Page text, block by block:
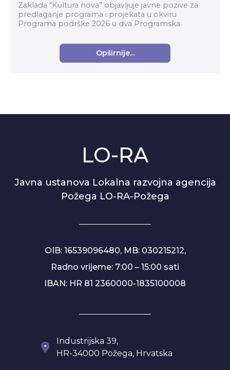
Zaklada “Kultura nova” objavljuje javne pozive za
predlaganje programa i projekata u okviru
Programa podrške 2026 u dva Programska
umjetnost za...
Opširnije...
LO-RA
Javna ustanova Lokalna razvojna agencija
Požega LO-RA-Požega
OIB: 16539096480, MB: 030215212,
Radno vrijeme: 7:00 – 15:00 sati
IBAN: HR 81 2360000-1835100008
Industrijska 39,
HR-34000 Požega, Hrvatska